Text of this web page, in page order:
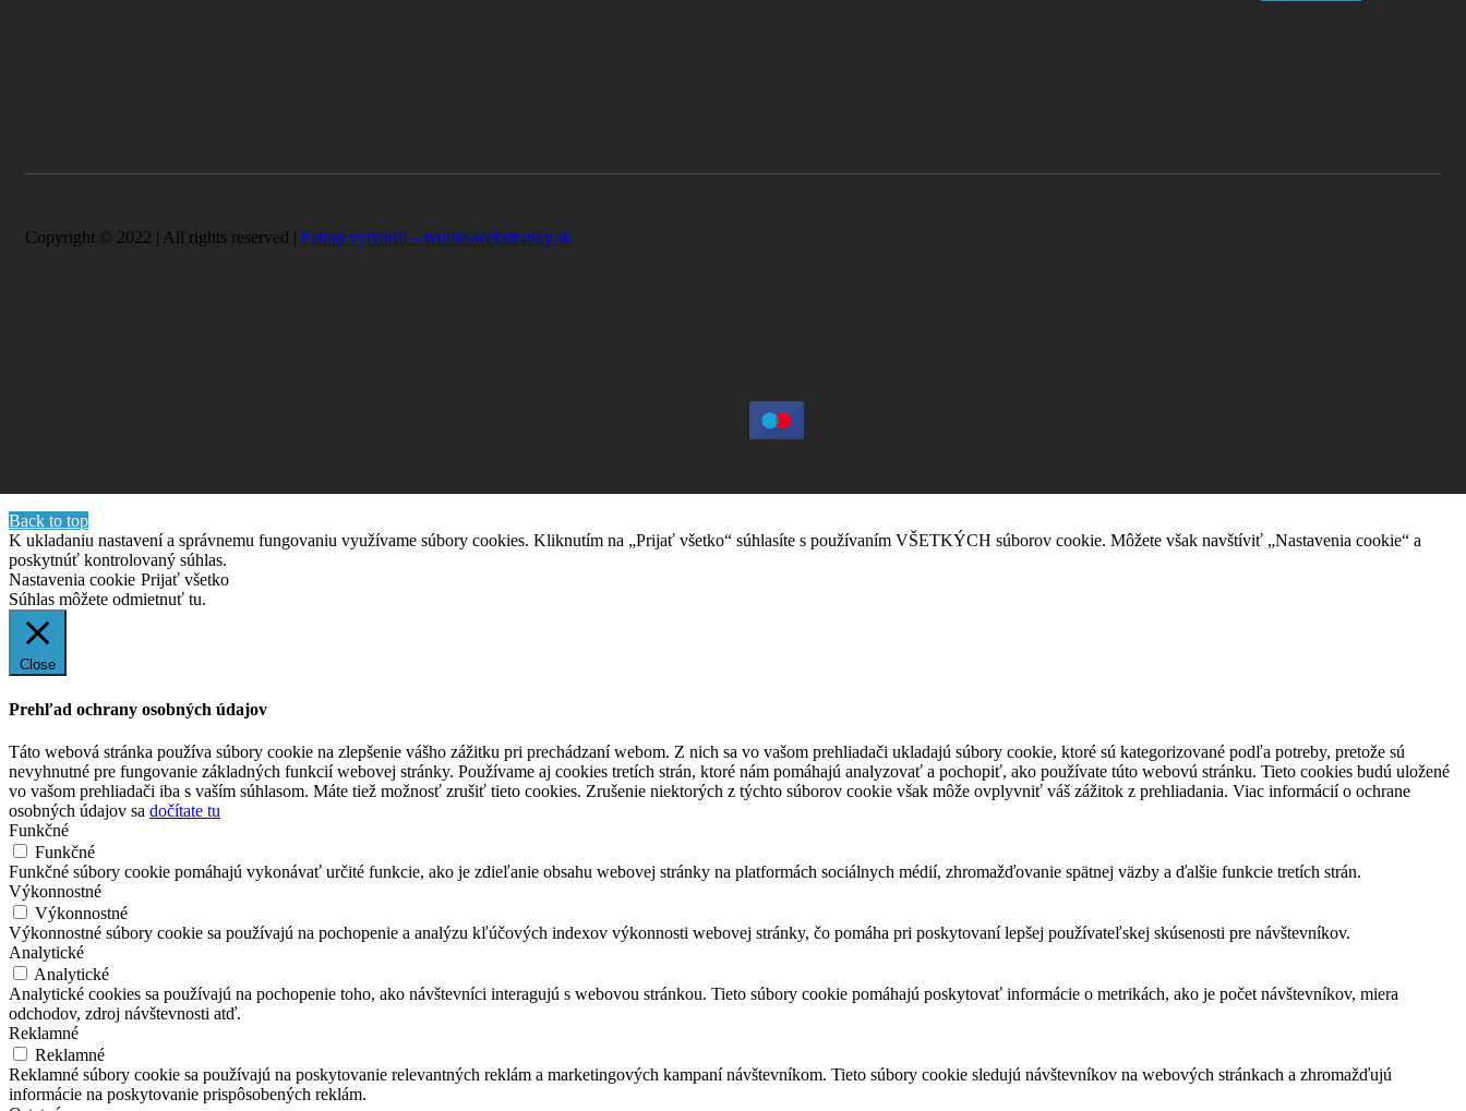
Copyright © 2022 | All rights reserved | Eshop vytvorili – tvorba-webstranky.sk
Back to top
K ukladaniu nastavení a správnemu fungovaniu využívame súbory cookies. Kliknutím na „Prijať všetko“ súhlasíte s používaním VŠETKÝCH súborov cookie. Môžete však navštíviť „Nastavenia cookie“ a
poskytnúť kontrolovaný súhlas.
Nastavenia cookie Prijať všetko
Súhlas môžete odmietnuť tu.
Close
Prehľad ochrany osobných údajov
Táto webová stránka používa súbory cookie na zlepšenie vášho zážitku pri prechádzaní webom. Z nich sa vo vašom prehliadači ukladajú súbory cookie, ktoré sú kategorizované podľa potreby, pretože sú
nevyhnutné pre fungovanie základných funkcií webovej stránky. Používame aj cookies tretích strán, ktoré nám pomáhajú analyzovať a pochopiť, ako používate túto webovú stránku. Tieto cookies budú uložené
vo vašom prehliadači iba s vaším súhlasom. Máte tiež možnosť zrušiť tieto cookies. Zrušenie niektorých z týchto súborov cookie však môže ovplyvniť váš zážitok z prehliadania. Viac informácií o ochrane
osobných údajov sa dočítate tu
Funkčné
Funkčné
Funkčné súbory cookie pomáhajú vykonávať určité funkcie, ako je zdieľanie obsahu webovej stránky na platformách sociálnych médií, zhromažďovanie spätnej väzby a ďalšie funkcie tretích strán.
Výkonnostné
Výkonnostné
Výkonnostné súbory cookie sa používajú na pochopenie a analýzu kľúčových indexov výkonnosti webovej stránky, čo pomáha pri poskytovaní lepšej používateľskej skúsenosti pre návštevníkov.
Analytické
Analytické
Analytické cookies sa používajú na pochopenie toho, ako návštevníci interagujú s webovou stránkou. Tieto súbory cookie pomáhajú poskytovať informácie o metrikách, ako je počet návštevníkov, miera
odchodov, zdroj návštevnosti atď.
Reklamné
Reklamné
Reklamné súbory cookie sa používajú na poskytovanie relevantných reklám a marketingových kampaní návštevníkom. Tieto súbory cookie sledujú návštevníkov na webových stránkach a zhromažďujú
informácie na poskytovanie prispôsobených reklám.